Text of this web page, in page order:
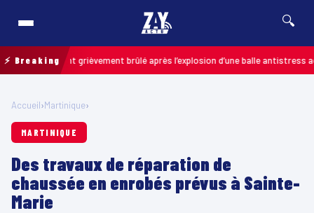
🔍
⚡ Breaking
un enfant grièvement brûlé après l’explosion d’une balle antistress achetée
Accueil›Martinique›
MARTINIQUE
Des travaux de réparation de
chaussée en enrobés prévus à Sainte-
Marie